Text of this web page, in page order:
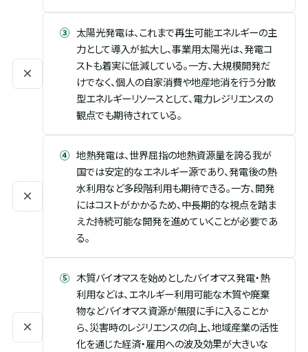
×
③ 太陽光発電は、これまで再生可能エネルギーの主
力として導入が拡大し、事業用太陽光は、発電コ
ストも着実に低減している。一方、大規模開発だ
けでなく、個人の自家消費や地産地消を行う分散
型エネルギーリソースとして、電力レジリエンスの
観点でも期待されている。
×
④ 地熱発電は、世界屈指の地熱資源量を誇る我が
国では安定的なエネルギー源であり、発電後の熱
水利用など多段階利用も期待できる。一方、開発
にはコストがかかるため、中長期的な視点を踏ま
えた持続可能な開発を進めていくことが必要であ
る。
×
⑤ 木質バイオマスを始めとしたバイオマス発電・熱
利用などは、エネルギー利用可能な木質や廃棄
物などバイオマス資源が無限に手に入ることか
ら、災害時のレジリエンスの向上、地域産業の活性
化を通じた経済・雇用への波及効果が大きいな